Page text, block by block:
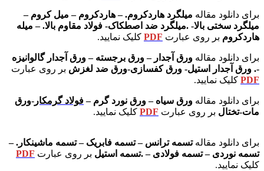
برای دانلود مقاله میلگرد هاردکروم. – هاردکروم – میل کروم –
میلگرد سختی بالا- .میلگرد ضد اصطکاک- فولاد مقاوم بالا. – میله
هاردکروم بر روی عبارت PDF کلیک نمایید.
برای دانلود مقاله ورق آجدار – ورق برجسته – ورق آجدار گالوانیزه
-. ورق آجدار استیل- ورق کفسازی-ورق ضد لغزش بر روی عبارت
PDF کلیک نمایید.
برای دانلود مقاله ورق سیاه – ورق نورد گرم –فولاد گرمکار -ورق
مات-تختال بر روی عبارت PDF کلیک نمایید.
برای دانلود مقالهتسمه ترانس – تسمه فابریک – تسمه ماشینکار. –
تسمه نوردی – تسمه فولادی – .تسمه استیل بر روی عبارت PDF
کلیک نمایید.